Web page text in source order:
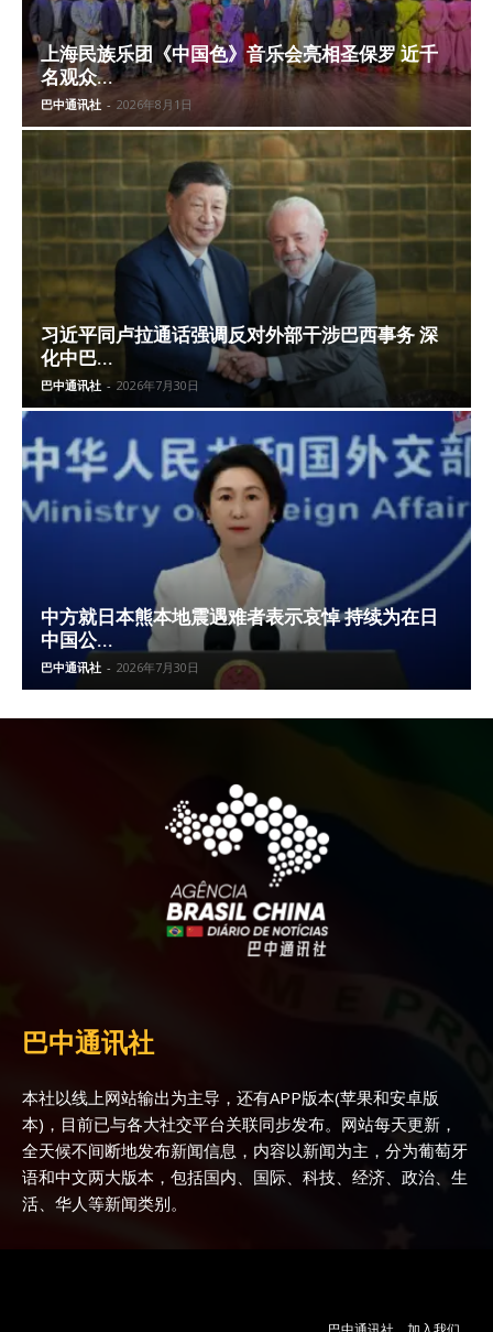
上海民族乐团《中国色》音乐会亮相圣保罗 近千
名观众...
巴中通讯社 - 2026年8月1日
习近平同卢拉通话强调反对外部干涉巴西事务 深
化中巴...
巴中通讯社 - 2026年7月30日
中方就日本熊本地震遇难者表示哀悼 持续为在日
中国公...
巴中通讯社 - 2026年7月30日
巴中通讯社
本社以线上网站输出为主导，还有APP版本(苹果和安卓版
本)，目前已与各大社交平台关联同步发布。网站每天更新，
全天候不间断地发布新闻信息，内容以新闻为主，分为葡萄牙
语和中文两大版本，包括国内、国际、科技、经济、政治、生
活、华人等新闻类别。